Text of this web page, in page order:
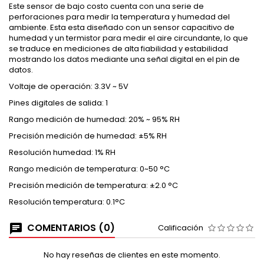
Este sensor de bajo costo cuenta con una serie de
perforaciones para medir la temperatura y humedad del
ambiente. Esta esta diseñado con un sensor capacitivo de
humedad y un termistor para medir el aire circundante, lo que
se traduce en mediciones de alta fiabilidad y estabilidad
mostrando los datos mediante una señal digital en el pin de
datos.
Voltaje de operación: 3.3V ~ 5V
Pines digitales de salida: 1
Rango medición de humedad: 20% ~ 95% RH
Precisión medición de humedad: ±5% RH
Resolución humedad: 1% RH
Rango medición de temperatura: 0~50 °C
Precisión medición de temperatura: ±2.0 °C
Resolución temperatura: 0.1°C
COMENTARIOS (0) Calificación
No hay reseñas de clientes en este momento.